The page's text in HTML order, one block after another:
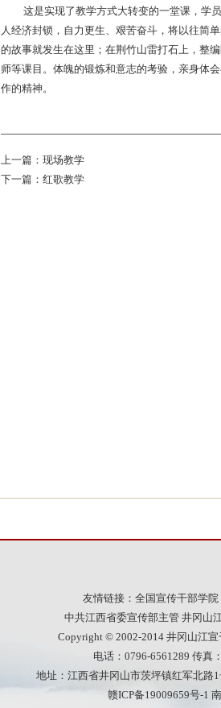
这是实现了教学方式大转变的一堂课，学
人经济封锁，自力更生、艰苦奋斗，将以往简
的故事就发生在这里；在荆竹山雷打石上，整
师等课目。体魄的锻炼和意志的考验，亲身体
作的精神。
上一篇： 现场教学
下一篇： 红歌教学
友情链接： 全国宣传干部学院
中共江西省委宣传部主管 井冈山
Copyright © 2002-2014 井冈山江
电话：0796-6561289 传真
地址：江西省井冈山市茨坪镇红军北路1
赣ICP备19009659号-1